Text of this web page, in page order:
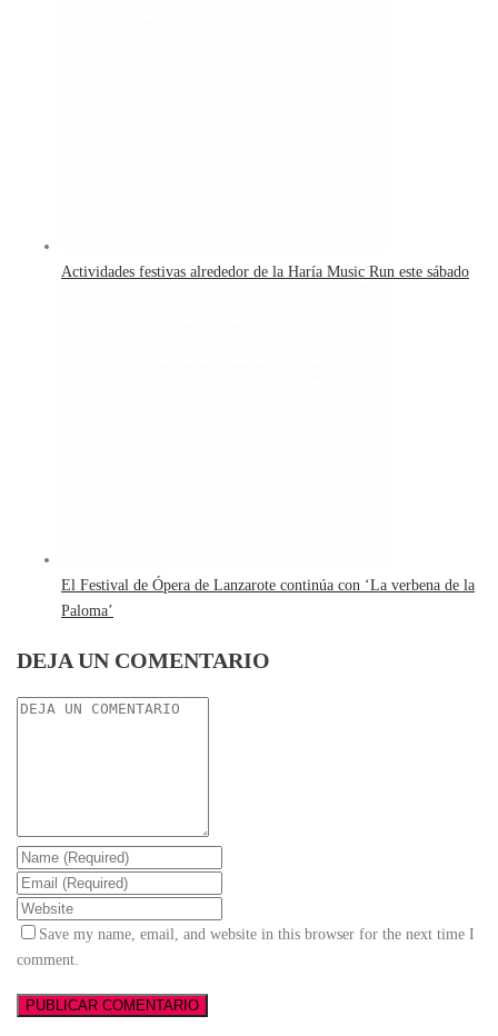
Actividades festivas alrededor de la Haría Music Run este sábado
El Festival de Ópera de Lanzarote continúa con ‘La verbena de la
Paloma’
DEJA UN COMENTARIO
Save my name, email, and website in this browser for the next time I
comment.